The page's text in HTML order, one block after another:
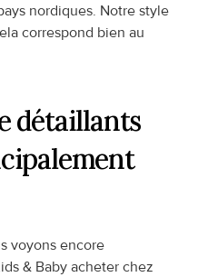
nordiques. Notre style
correspond bien au
détaillants
voyons encore
& Baby acheter chez